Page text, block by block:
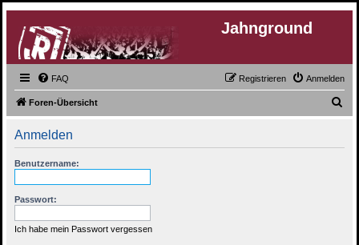
Jahnground
FAQ Anmelden
Registrieren
Foren-Übersicht
Anmelden
Benutzername:
Passwort:
Ich habe mein Passwort vergessen